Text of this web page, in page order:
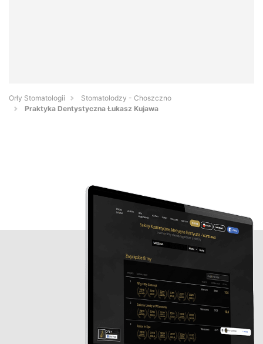
Orły Stomatologii
Stomatolodzy - Choszczno
Praktyka Dentystyczna Łukasz Kujawa